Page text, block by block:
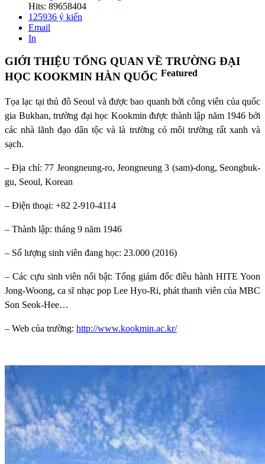
Hits: 89658404
125936 ý kiến
Email
In
GIỚI THIỆU TỔNG QUAN VỀ TRƯỜNG ĐẠI
HỌC KOOKMIN HÀN QUỐC Featured
Tọa lạc tại thủ đô Seoul và được bao quanh bởi công viên của quốc
gia Bukhan, trường đại học Kookmin được thành lập năm 1946 bởi
các nhà lãnh đạo dân tộc và là trường có môi trường rất xanh và
sạch.
– Địa chỉ: 77 Jeongneung-ro, Jeongneung 3 (sam)-dong, Seongbuk-
gu, Seoul, Korean
– Điện thoại: +82 2-910-4114
– Thành lập: tháng 9 năm 1946
– Số lượng sinh viên đang học: 23.000 (2016)
– Các cựu sinh viên nổi bật: Tổng giám đốc điều hành HITE Yoon
Jong-Woong, ca sĩ nhạc pop Lee Hyo-Ri, phát thanh viên của MBC
Son Seok-Hee…
– Web của trường: http://www.kookmin.ac.kr/